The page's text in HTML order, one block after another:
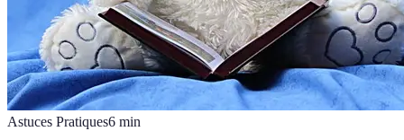
Astuces Pratiques6 min